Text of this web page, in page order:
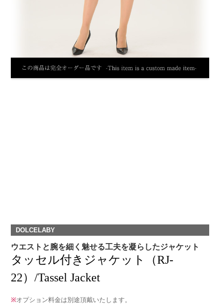
DOLCELABY
ウエストと腕を細く魅せる工夫を凝らしたジャケット
タッセル付きジャケット（RJ-
22）/Tassel Jacket
※オプション料金は別途頂戴いたします。